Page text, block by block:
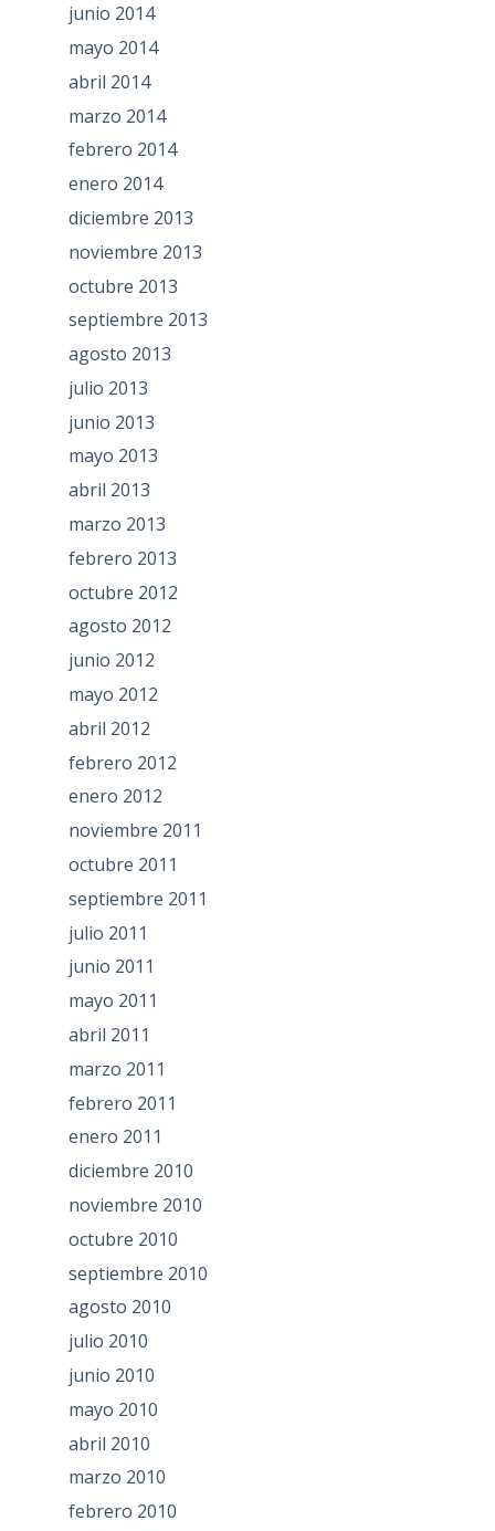
junio 2014
mayo 2014
abril 2014
marzo 2014
febrero 2014
enero 2014
diciembre 2013
noviembre 2013
octubre 2013
septiembre 2013
agosto 2013
julio 2013
junio 2013
mayo 2013
abril 2013
marzo 2013
febrero 2013
octubre 2012
agosto 2012
junio 2012
mayo 2012
abril 2012
febrero 2012
enero 2012
noviembre 2011
octubre 2011
septiembre 2011
julio 2011
junio 2011
mayo 2011
abril 2011
marzo 2011
febrero 2011
enero 2011
diciembre 2010
noviembre 2010
octubre 2010
septiembre 2010
agosto 2010
julio 2010
junio 2010
mayo 2010
abril 2010
marzo 2010
febrero 2010